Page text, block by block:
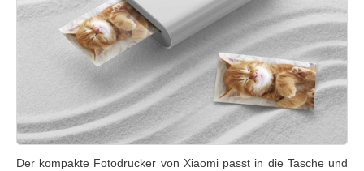
Der kompakte Fotodrucker von Xiaomi passt in die Tasche und